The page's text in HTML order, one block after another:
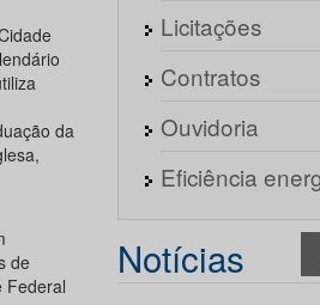
da
de
Federal
Licitações
Contratos
Ouvidoria
Eficiência
Notícias